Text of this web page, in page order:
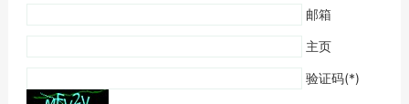
邮箱
主页
验证码(*)